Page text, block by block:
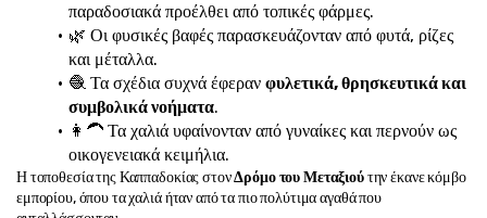
παραδοσιακά προέλθει από τοπικές φάρμες.
🌿 Οι φυσικές βαφές παρασκευάζονταν από φυτά, ρίζες
και μέταλλα.
🧶 Τα σχέδια συχνά έφεραν φυλετικά, θρησκευτικά και
συμβολικά νοήματα.
👩‍🦱 Τα χαλιά υφαίνονταν από γυναίκες και περνούν ως
οικογενειακά κειμήλια.
Η τοποθεσία της Καππαδοκίας στον Δρόμο του Μεταξιού την έκανε κόμβο
εμπορίου, όπου τα χαλιά ήταν από τα πιο πολύτιμα αγαθά που